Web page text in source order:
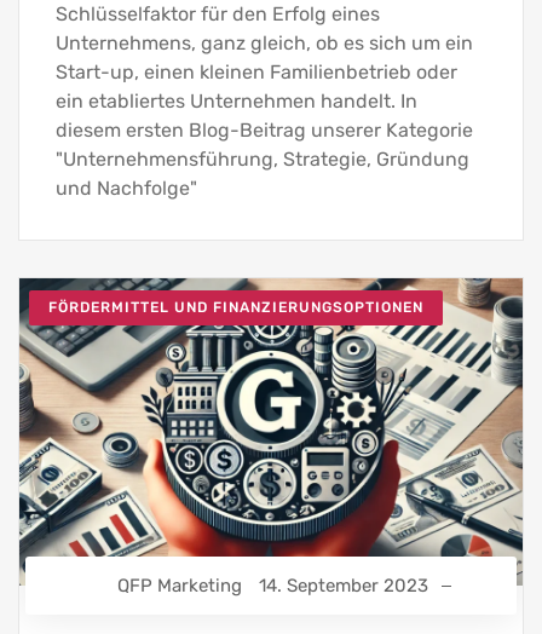
Schlüsselfaktor für den Erfolg eines
Unternehmens, ganz gleich, ob es sich um ein
Start-up, einen kleinen Familienbetrieb oder
ein etabliertes Unternehmen handelt. In
diesem ersten Blog-Beitrag unserer Kategorie
"Unternehmensführung, Strategie, Gründung
und Nachfolge"
FÖRDERMITTEL UND FINANZIERUNGSOPTIONEN
QFP Marketing 14. September 2023